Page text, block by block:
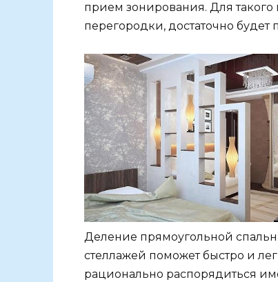
прием зонирования. Для
перегородки, достаточно
Деление прямоугольной
стеллажей поможет быстро и
рационально распорядиться